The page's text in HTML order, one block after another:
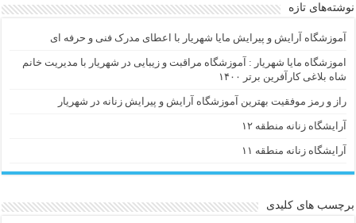
نوشته‌های تازه
آموزشگاه آرایش و پیرایش مایا شهریار با اعطای مدرک فنی و حرفه ای
اموزشگاه مایا شهریار : آموزشگاه مراقبت و زیبایی در شهریار با مدیریت خانم
شاه بلاغی کارآفرین برتر ۱۴۰۰
راز و رمز موفقیت بهترین آموزشگاه آرایش و پیرایش زنانه در شهریار
آرایشگاه زنانه منطقه ۱۲
آرایشگاه زنانه منطقه ۱۱
برچسب های کلیدی